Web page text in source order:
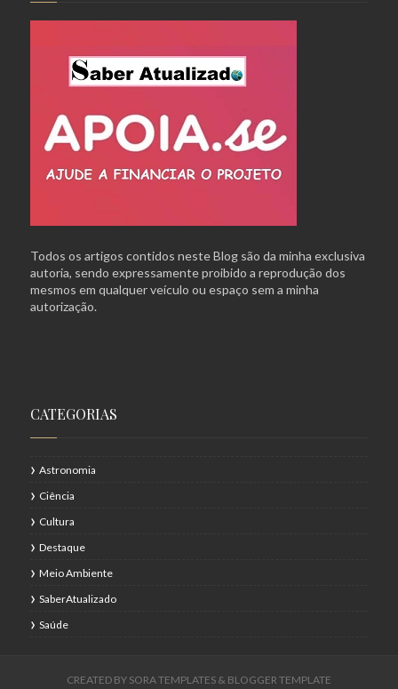
Todos os artigos contidos neste Blog são da minha exclusiva
autoria, sendo expressamente proibido a reprodução dos
mesmos em qualquer veículo ou espaço sem a minha
autorização.
CATEGORIAS
Astronomia
Ciência
Cultura
Destaque
Meio Ambiente
SaberAtualizado
Saúde
CREATED BY SORA TEMPLATES & BLOGGER TEMPLATE